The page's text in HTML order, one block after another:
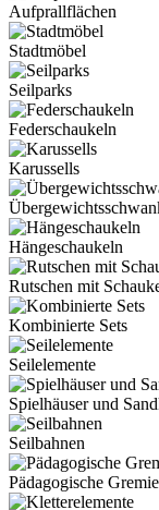
Aufprallflächen
Stadtmöbel
Seilparks
Federschaukeln
Karussells
Hängeschaukeln
Rutschen mit
Kombinierte Sets
Seilelemente
Spielhäuser und
Seilbahnen
Pädagogische